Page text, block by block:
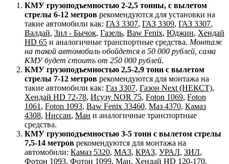
КМУ грузоподъемностью 2-2,5 тонны, с вылетом
стрелы 6-12 метров рекомендуются для установки на
такие автомобили как: ГАЗ 3307, ГАЗ 3309, ГАЗ 3307,
Валдай, Зил - Бычок, Газель, Baw Fenix, Юджин, Хендай
HD 65 и аналогичные транспортные средства. Монтаж
на такой автомобиль обойдется в 50 000 рублей, сама
КМУ будет стоить от 250 000 рублей.
КМУ грузоподъемностью 2,5-2,9 тонн с вылетом
стрелы 7-12 метров рекомендуются для монтажа на
такие автомобили как: Газ 3307, Газон Next (НЕКСТ),
Хендай HD 72-78, Исузу NOR 75, Foton 1069, Foton
1061 , Foton 1093, Baw Fenix 33460, Маз 4370, Камаз
4308, Ниссан, Ман и аналогичные транспортные
средства.
КМУ грузоподъемностью 3-5 тонн с вылетом стрелы
7,5-14 метров рекомендуются для монтажа на
автомобили: Камаз 5320, МАЗ, КРАЗ, УРАЛ, ЗИЛ,
Фотон 1093, Фотон 1099, Ман, Хендай HD 120-170,